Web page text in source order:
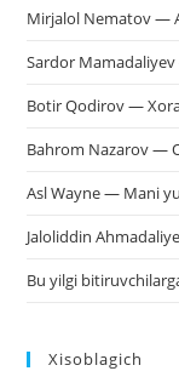
Mirjalol Nematov —
Sardor
Botir Qodirov —
Bahrom Nazarov —
Asl Wayne — Mani
Jaloliddin
Bu yilgi
Xisoblagich